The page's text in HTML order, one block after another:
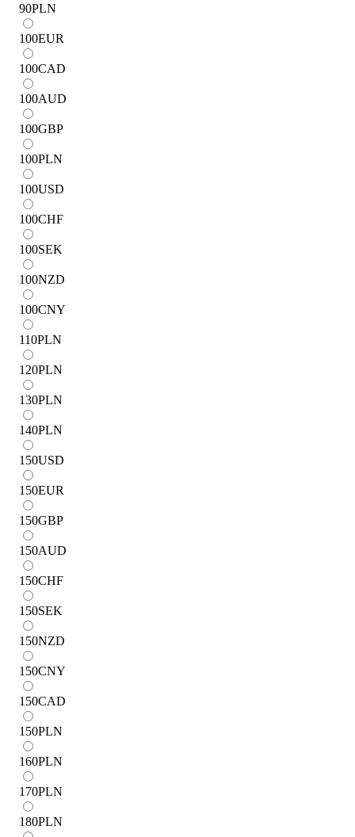
90PLN
100EUR
100CAD
100AUD
100GBP
100PLN
100USD
100CHF
100SEK
100NZD
100CNY
110PLN
120PLN
130PLN
140PLN
150USD
150EUR
150GBP
150AUD
150CHF
150SEK
150NZD
150CNY
150CAD
150PLN
160PLN
170PLN
180PLN